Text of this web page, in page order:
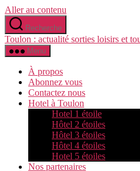
Aller au contenu
Recherche
Toulon : actualité sorties loisirs et
Menu
À propos
Abonnez vous
Contactez nous
Hotel à Toulon
Hotel 1 étoile
Hôtel 2 étoiles
Hôtel 3 étoiles
Hôtel 4 étoiles
Hotel 5 étoiles
Nos partenaires